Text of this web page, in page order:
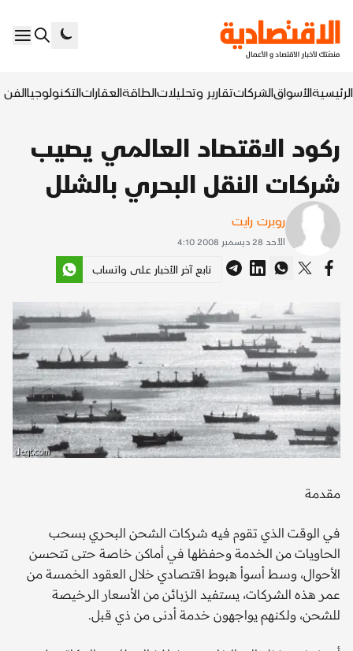
الرئيسيةالأسواقالشركاتتقارير وتحليلاتالطاقةالعقاراتالتكنولوجياالفن
ركود الاقتصاد العالمي يصيب
شركات النقل البحري بالشلل
روبرت رايت
الأحد 28 ديسمبر 2008 4:10
تابع آخر الأخبار على واتساب
مقدمة
في الوقت الذي تقوم فيه شركات الشحن البحري بسحب
الحاويات من الخدمة وحفظها في أماكن خاصة حتى تتحسن
الأحوال، وسط أسوأ هبوط اقتصادي خلال العقود الخمسة من
عمر هذه الشركات، يستفيد الزبائن من الأسعار الرخيصة
للشحن، ولكنهم يواجهون خدمة أدنى من ذي قبل.